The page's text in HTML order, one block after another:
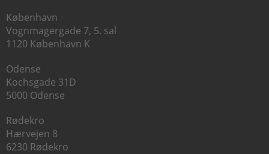
København
Vognmagergade 7, 5. sal
1120 København K
Odense
Kochsgade 31D
5000 Odense
Rødekro
Hærvejen 8
6230 Rødekro